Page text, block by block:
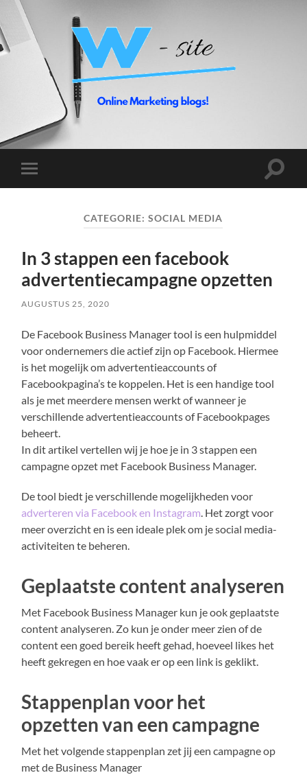
Toggle
mobiel
Toggle
CATEGORIE:SOCIAL MEDIA
In 3 stappen een facebook
advertentiecampagne opzetten
AUGUSTUS 25, 2020
De Facebook Business Manager tool is een hulpmiddel
voor ondernemers die actief zijn op Facebook. Hiermee
is het mogelijk om advertentieaccounts of
Facebookpagina’s te koppelen. Het is een handige tool
als je met meerdere mensen werkt of wanneer je
verschillende advertentieaccounts of Facebookpages
beheert.
In dit artikel vertellen wij je hoe je in 3 stappen een
campagne opzet met Facebook Business Manager.
De tool biedt je verschillende mogelijkheden voor
adverteren via Facebook en Instagram. Het zorgt voor
meer overzicht en is een ideale plek om je social media-
activiteiten te beheren.
Geplaatste content analyseren
Met Facebook Business Manager kun je ook geplaatste
content analyseren. Zo kun je onder meer zien of de
content een goed bereik heeft gehad, hoeveel likes het
heeft gekregen en hoe vaak er op een link is geklikt.
Stappenplan voor het
opzetten van een campagne
Met het volgende stappenplan zet jij een campagne op
met de Business Manager